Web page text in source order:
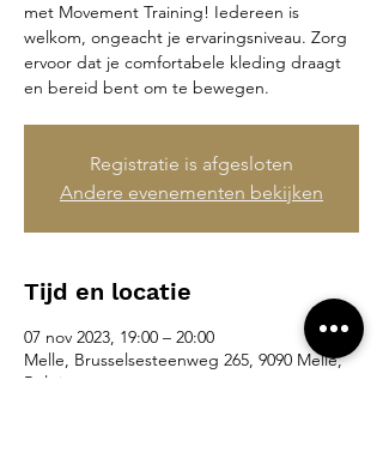
met Movement Training! Iedereen is
welkom, ongeacht je ervaringsniveau. Zorg
ervoor dat je comfortabele kleding draagt
en bereid bent om te bewegen.
Registratie is afgesloten
Andere evenementen bekijken
Tijd en locatie
07 nov 2023, 19:00 – 20:00
Melle, Brusselsesteenweg 265, 9090 Melle,
België